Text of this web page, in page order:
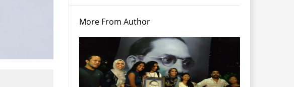
More From Author